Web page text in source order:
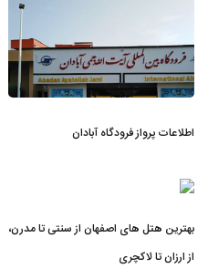
اطلاعات پرواز فرودگاه آبادان
بهترین هتل های اصفهان از سنتی تا مدرن،
از ارزان تا لاکچری